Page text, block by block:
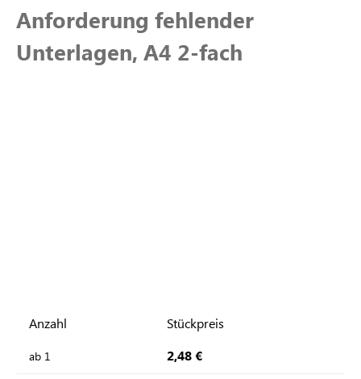
Anforderung fehlender
Unterlagen, A4 2-fach
Anzahl Stückpreis
ab 1 2,48 €